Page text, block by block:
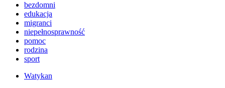
bezdomni
edukacja
migranci
niepełnosprawność
pomoc
rodzina
sport
Watykan